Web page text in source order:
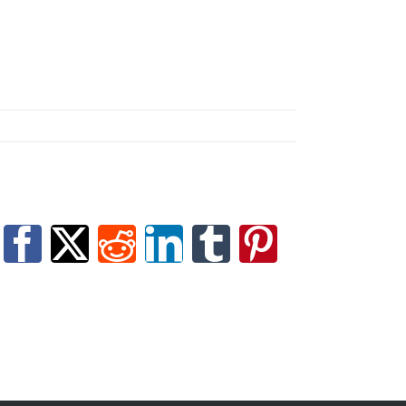
Facebook
X RedditLinkedIn
TumblrPinterest